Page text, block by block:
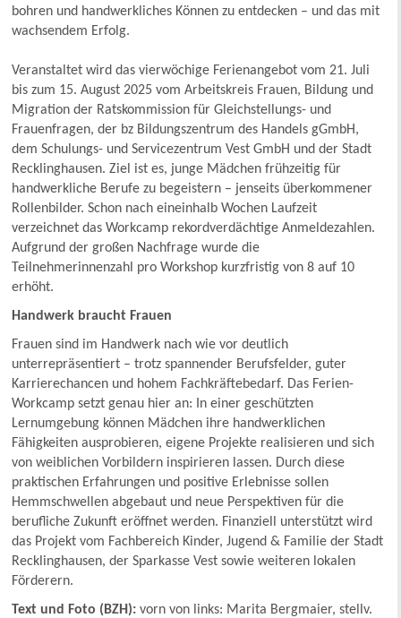
bohren und handwerkliches Können zu entdecken – und das mit
wachsendem Erfolg.
Veranstaltet wird das vierwöchige Ferienangebot vom 21. Juli
bis zum 15. August 2025 vom Arbeitskreis Frauen, Bildung und
Migration der Ratskommission für Gleichstellungs- und
Frauenfragen, der bz Bildungszentrum des Handels gGmbH,
dem Schulungs- und Servicezentrum Vest GmbH und der Stadt
Recklinghausen. Ziel ist es, junge Mädchen frühzeitig für
handwerkliche Berufe zu begeistern – jenseits überkommener
Rollenbilder. Schon nach eineinhalb Wochen Laufzeit
verzeichnet das Workcamp rekordverdächtige Anmeldezahlen.
Aufgrund der großen Nachfrage wurde die
Teilnehmerinnenzahl pro Workshop kurzfristig von 8 auf 10
erhöht.
Handwerk braucht Frauen
Frauen sind im Handwerk nach wie vor deutlich
unterrepräsentiert – trotz spannender Berufsfelder, guter
Karrierechancen und hohem Fachkräftebedarf. Das Ferien-
Workcamp setzt genau hier an: In einer geschützten
Lernumgebung können Mädchen ihre handwerklichen
Fähigkeiten ausprobieren, eigene Projekte realisieren und sich
von weiblichen Vorbildern inspirieren lassen. Durch diese
praktischen Erfahrungen und positive Erlebnisse sollen
Hemmschwellen abgebaut und neue Perspektiven für die
berufliche Zukunft eröffnet werden. Finanziell unterstützt wird
das Projekt vom Fachbereich Kinder, Jugend & Familie der Stadt
Recklinghausen, der Sparkasse Vest sowie weiteren lokalen
Förderern.
Text und Foto (BZH):vorn von links: Marita Bergmaier, stellv.